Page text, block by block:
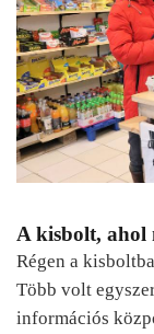
A kisbolt,
Régen a
Több volt
információs